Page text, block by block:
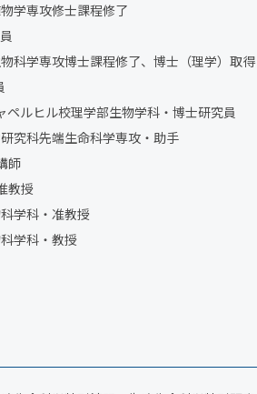
学専攻修士課程修了
科学専攻博士課程修了、博士（理学）取得
ルヒル校理学部生物学科・博士研究員
究科先端生命科学専攻・助手
師
教授
学科・准教授
学科・教授